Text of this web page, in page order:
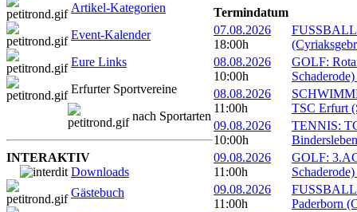
Artikel-Kategorien
Event-Kalender
Eure Links
Erfurter Sportvereine
nach Sportarten
INTERAKTIV
Downloads
Gästebuch
Termindatum
07.08.2026
18:00h
08.08.2026
10:00h
GOLF:
08.08.2026
11:00h
TSC Erfurt
09.08.2026
10:00h
TENNIS:
09.08.2026
11:00h
GOLF:
09.08.2026
11:00h
Paderborn